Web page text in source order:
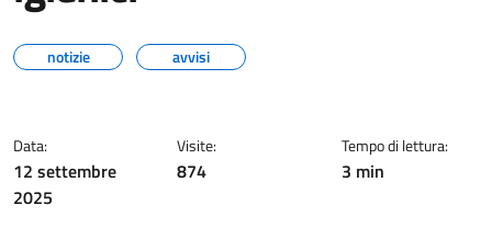
notizie avvisi
Data:
12 settembre
2025
Visite:
874
Tempo di lettura:
3 min